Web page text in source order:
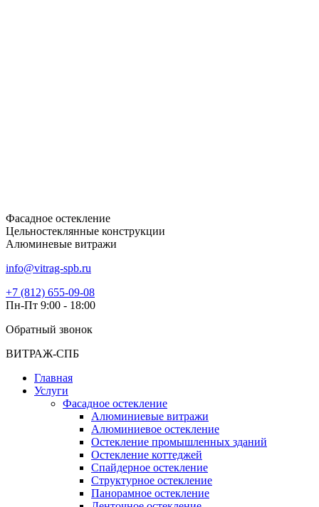
Фасадное остекление
Цельностеклянные конструкции
Алюминевые витражи
info@vitrag-spb.ru
+7 (812) 655-09-08
Пн-Пт 9:00 - 18:00
Обратный звонок
ВИТРАЖ-СПБ
Главная
Услуги
Фасадное остекление
Алюминиевые витражи
Алюминиевое остекление
Остекление промышленных зданий
Остекление коттеджей
Спайдерное остекление
Структурное остекление
Панорамное остекление